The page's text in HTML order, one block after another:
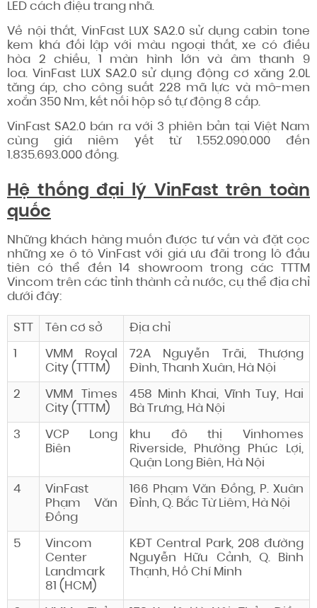
LED cách điệu trang nhã.
Về nội thất, VinFast LUX SA2.0 sử dụng cabin tone
kem khá đối lập với màu ngoại thất, xe có điều
hòa 2 chiều, 1 màn hình lớn và âm thanh 9
loa. VinFast LUX SA2.0 sử dụng động cơ xăng 2.0L
tăng áp, cho công suất 228 mã lực và mô-men
xoắn 350 Nm, kết nối hộp số tự động 8 cấp.
VinFast SA2.0 bán ra với 3 phiên bản tại Việt Nam
cùng giá niêm yết từ 1.552.090.000 đến
1.835.693.000 đồng.
Hệ thống đại lý VinFast trên toàn
quốc
Những khách hàng muốn được tư vấn và đặt cọc
những xe ô tô VinFast với giá ưu đãi trong lô đầu
tiên có thể đến 14 showroom trong các TTTM
Vincom trên các tỉnh thành cả nước, cụ thể địa chỉ
dưới đây:
STT Tên cơ sở Địa chỉ
1
VMM Royal
City (TTTM)
72A Nguyễn Trãi, Thượng
Đình, Thanh Xuân, Hà Nội
2
VMM Times
City (TTTM)
458 Minh Khai, Vĩnh Tuy, Hai
Bà Trưng, Hà Nội
3
VCP Long
Biên
khu đô thị Vinhomes
Riverside, Phường Phúc Lợi,
Quận Long Biên, Hà Nội
4
VinFast
Phạm Văn
Đồng
166 Phạm Văn Đồng, P. Xuân
Đỉnh, Q. Bắc Từ Liêm, Hà Nội
5
Vincom
Center
Landmark
81 (HCM)
KĐT Central Park, 208 đường
Nguyễn Hữu Cảnh, Q. Bình
Thạnh, Hồ Chí Minh